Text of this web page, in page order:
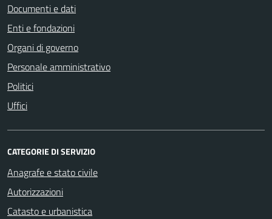
Documenti e dati
Enti e fondazioni
Organi di governo
Personale amministrativo
Politici
Uffici
CATEGORIE DI SERVIZIO
Anagrafe e stato civile
Autorizzazioni
Catasto e urbanistica